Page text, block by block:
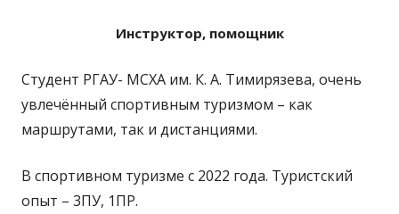
Инструктор, помощник
Студент РГАУ- МСХА им. К. А. Тимирязева, очень
увлечённый спортивным туризмом – как
маршрутами, так и дистанциями.
В спортивном туризме с 2022 года. Туристский
опыт – 3ПУ, 1ПР.